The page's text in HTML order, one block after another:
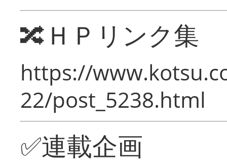
🔀ＨＰリンク集
https://
22/post_5238.html
✅連載企画